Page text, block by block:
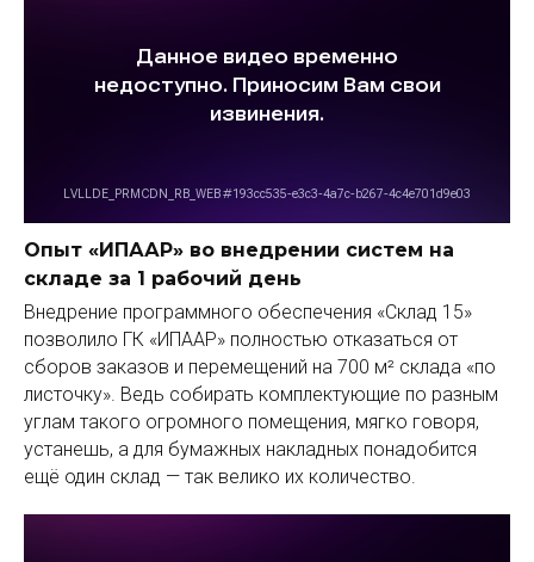
Опыт «ИПААР» во внедрении систем на
складе за 1 рабочий день
Внедрение программного обеспечения «Склад 15»
позволило ГК «ИПААР» полностью отказаться от
сборов заказов и перемещений на 700 м² склада «по
листочку». Ведь собирать комплектующие по разным
углам такого огромного помещения, мягко говоря,
устанешь, а для бумажных накладных понадобится
ещё один склад — так велико их количество.